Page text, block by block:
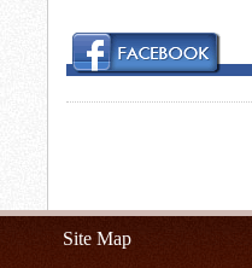
Site Map